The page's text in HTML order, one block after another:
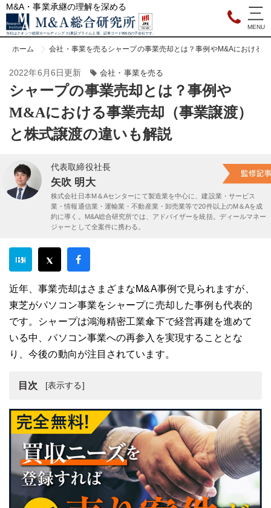
M&A・事業承継の理解を深める
当社はクオンツ総研ホールディングス(東証プライム上場、証券コード9552)の子会社です。
ホーム 会社・事業を売るシャープの事業売却とは？事例やM&Aにおける
2022年6月6日更新 会社・事業を売る
シャープの事業売却とは？事例や
M&Aにおける事業売却（事業譲渡）
と株式譲渡の違いも解説
代表取締役社長
矢吹 明大
株式会社日本M＆Aセンターにて製造業を中心に、建設業・サービス
業・情報通信業・運輸業・不動産業・卸売業等で20件以上のM＆Aを成
約に導く。M&A総合研究所では、アドバイザーを統括。ディールマネー
ジャーとして全案件に携わる。
近年、事業売却はさまざまなM&A事例で見られますが、
東芝がパソコン事業をシャープに売却した事例も代表的
です。シャープは鴻海精密工業傘下で経営再建を進めて
いる中、パソコン事業への再参入を実現することとな
り、今後の動向が注目されています。
目次
事業売却（M&A）とは？
シャープとは？
シャープの事業売却（M&A）事例
事業売却は専門家に相談